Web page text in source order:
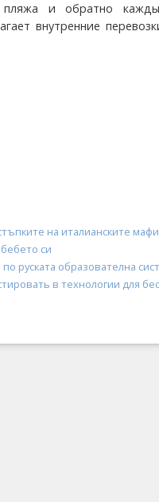
и обратно
внутренние
на италианските
си
руската образователна
в технологии для